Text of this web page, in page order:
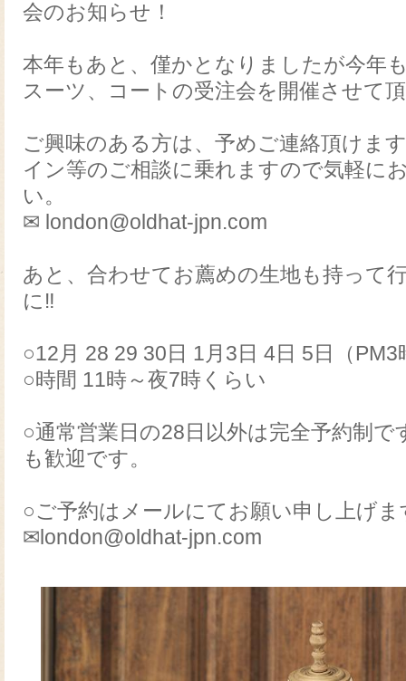
会のお知らせ！
本年もあと、僅かとなりましたが今年
スーツ、コートの受注会を開催させて
ご興味のある方は、予めご連絡頂けま
イン等のご相談に乗れますので気軽に
い。
✉ london@oldhat-jpn.com
あと、合わせてお薦めの生地も持って
に‼
○12月 28 29 30日 1月3日 4日 5日（
○時間 11時～夜7時くらい
○通常営業日の28日以外は完全予約制
も歓迎です。
○ご予約はメールにてお願い申し上げま
✉london@oldhat-jpn.com